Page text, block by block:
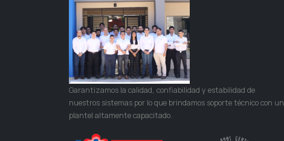
Garantizamos la calidad, confiabilidad y estabilidad de
nuestros sistemas por lo que brindamos soporte técnico con un
plantel altamente capacitado.